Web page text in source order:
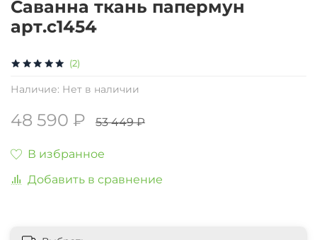
(2)
Наличие: Нет в наличии
Саванна ткань папермун
арт.с1454
48 590 ₽ 53 449 ₽
В избранное
Добавить в сравнение